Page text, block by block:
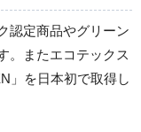
パンツ
カーゴパンツ作業
ン
認定商品やグリーン
。またエコテックス
」を日本初で取得し